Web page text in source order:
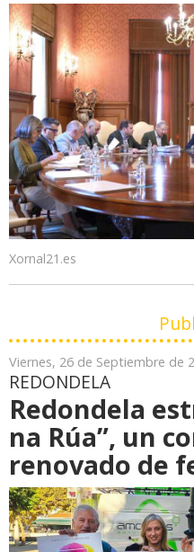
Xornal21.es
Viernes, 26 de Septiembre de
REDONDELA
Redondela
na Rúa”, un
renovado de